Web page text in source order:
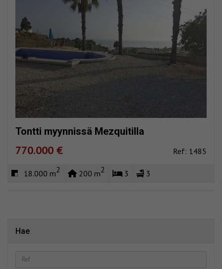
Tontti myynnissä Mezquitilla
770.000 € Ref: 1485
18.000 m2 200 m2 3 3
Hae